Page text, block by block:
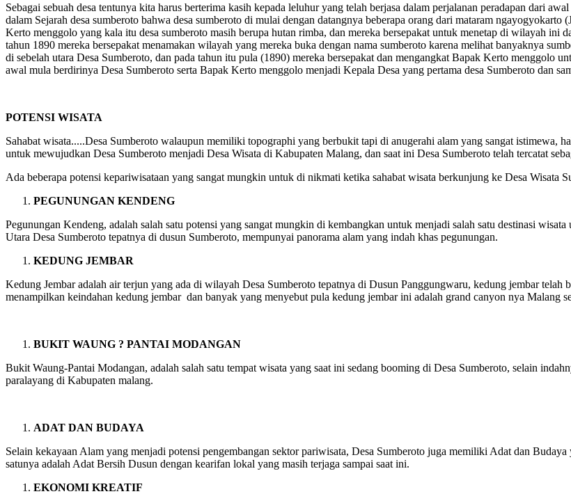
Sebagai sebuah desa tentunya kita harus berterima kasih kepada leluhur yang telah berjasa dalam perjalanan peradapan dari
dalam Sejarah desa sumberoto bahwa desa sumberoto di mulai dengan datangnya beberapa orang dari mataram
Kerto menggolo yang kala itu desa sumberoto masih berupa hutan rimba, dan mereka bersepakat untuk menetap di wilayah ini
tahun 1890 mereka bersepakat menamakan wilayah yang mereka buka dengan nama sumberoto karena melihat banyaknya
di sebelah utara Desa Sumberoto, dan pada tahun itu pula (1890) mereka bersepakat dan mengangkat Bapak Kerto menggolo
awal mula berdirinya Desa Sumberoto serta Bapak Kerto menggolo menjadi Kepala Desa yang pertama desa Sumberoto dan
POTENSI WISATA
Sahabat wisata.....Desa Sumberoto walaupun memiliki topographi yang berbukit tapi di anugerahi alam yang sangat istimewa,
untuk mewujudkan Desa Sumberoto menjadi Desa Wisata di Kabupaten Malang, dan saat ini Desa Sumberoto telah tercatat
Ada beberapa potensi kepariwisataan yang sangat mungkin untuk di nikmati ketika sahabat wisata berkunjung ke Desa Wisata
PEGUNUNGAN KENDENG
Pegunungan Kendeng, adalah salah satu potensi yang sangat mungkin di kembangkan untuk menjadi salah satu destinasi
Utara Desa Sumberoto tepatnya di dusun Sumberoto, mempunyai panorama alam yang indah khas pegunungan.
KEDUNG JEMBAR
Kedung Jembar adalah air terjun yang ada di wilayah Desa Sumberoto tepatnya di Dusun Panggungwaru, kedung jembar telah
menampilkan keindahan kedung jembar dan banyak yang menyebut pula kedung jembar ini adalah grand canyon nya Malang
BUKIT WAUNG ? PANTAI MODANGAN
Bukit Waung-Pantai Modangan, adalah salah satu tempat wisata yang saat ini sedang booming di Desa Sumberoto, selain
paralayang di Kabupaten malang.
ADAT DAN BUDAYA
Selain kekayaan Alam yang menjadi potensi pengembangan sektor pariwisata, Desa Sumberoto juga memiliki Adat dan
satunya adalah Adat Bersih Dusun dengan kearifan lokal yang masih terjaga sampai saat ini.
EKONOMI KREATIF